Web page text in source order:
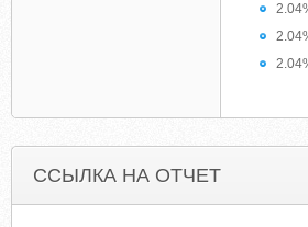
ССЫЛКА НА ОТЧЕТ